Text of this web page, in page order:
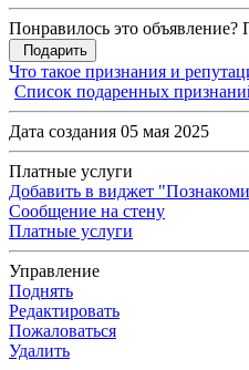
Понравилось это
Подарить
Что такое признания и
Список подаренных
Дата создания 05 мая 2025
Платные услуги
Добавить в виджет
Сообщение на стену
Платные услуги
Управление
Поднять
Редактировать
Пожаловаться
Удалить